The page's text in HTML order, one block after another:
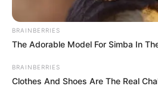
BRAINBERRIES
The Adorable Model For Simba In
BRAINBERRIES
Clothes And Shoes Are The Real